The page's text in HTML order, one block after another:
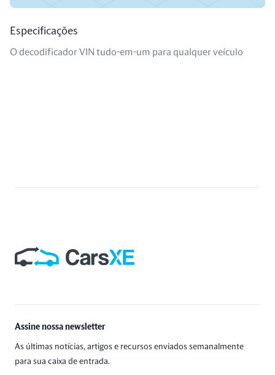
Especificações
O decodificador VIN tudo-em-um para qualquer veículo
Rodapé
Assine nossa newsletter
As últimas notícias, artigos e recursos enviados semanalmente
para sua caixa de entrada.